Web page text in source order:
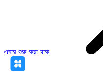
এবার শুরু করা যাক